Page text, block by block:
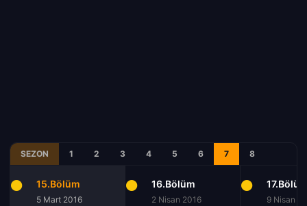
SEZON 1 2 3 4 5 6 7 8
15.Bölüm
5 Mart 2016
16.Bölüm
2 Nisan 2016 9 Nisan